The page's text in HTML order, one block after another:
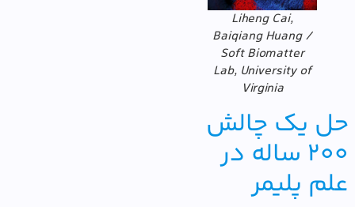
Liheng Cai,
Baiqiang Huang /
Soft Biomatter
Lab, University of
Virginia
یک چالش
۲۰۰ ساله در
پلیمر